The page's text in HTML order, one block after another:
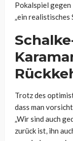
Pokalspiel
„ein realistisches
Trotz des
dass man
„Wir sind auch
zurück ist, ihn